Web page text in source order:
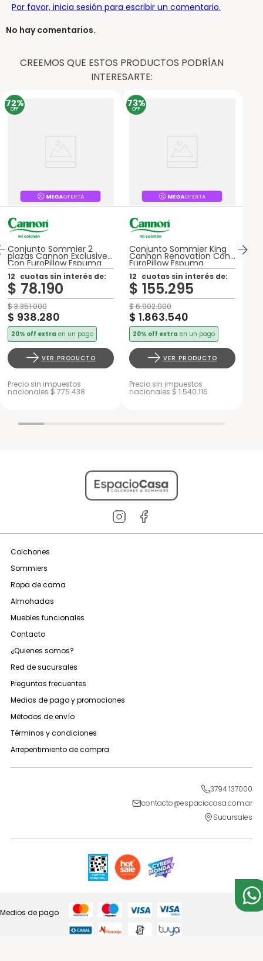
Por favor, inicia sesión para escribir un comentario.
No hay comentarios.
CREEMOS QUE ESTOS PRODUCTOS PODRÍAN
INTERESARTE:
72%
OFF
Conjunto Sommier 2
plazas Cannon Exclusive
Con EuroPillow Espuma
12 cuotas sin interés de:
$ 78.190
$3.351.000
$ 938.280
20% off extra en un pago
VER PRODUCTO
Precio sin impuestos
nacionales $ 775.438
73%
OFF
Conjunto Sommier King
Cannon Renovation Con
EuroPillow Espuma
12 cuotas sin interés de:
$ 155.295
$6.902.000
$ 1.863.540
20% off extra en un pago
VER PRODUCTO
Precio sin impuestos
nacionales $ 1.540.116
Colchones
Sommiers
Ropa de cama
Almohadas
Muebles funcionales
Contacto
¿Quienes somos?
Red de sucursales
Preguntas frecuentes
Medios de pago y promociones
Métodos de envío
Términos y condiciones
Arrepentimiento de compra
3794 137000
contacto@espaciocasa.com.ar
Sucursales
Medios de pago